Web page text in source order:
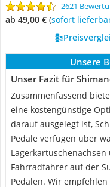
2621
ab 49,00 € ( Sofort
Unsere
Unser Fazit für
Zusammenfassend
eine kostengünstige
darauf ausgelegt ist,
Pedale verfügen über
Fahrradfahrer auf der
Pedalen. Wir